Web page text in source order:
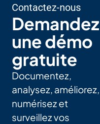
Contactez-nous
Demandez
une démo
gratuite
Documentez,
analysez, améliorez,
numérisez et
surveillez vos